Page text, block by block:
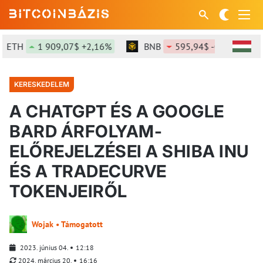
1 909,07$ +2,16% BNB 595,94$ -0,56%
KERESKEDELEM
A CHATGPT ÉS A GOOGLE
BARD ÁRFOLYAM-
ELŐREJELZÉSEI A SHIBA INU
ÉS A TRADECURVE
TOKENJEIRŐL
Wojak • Támogatott
2023. június 04.
12:18
2024. március 20.
16:16